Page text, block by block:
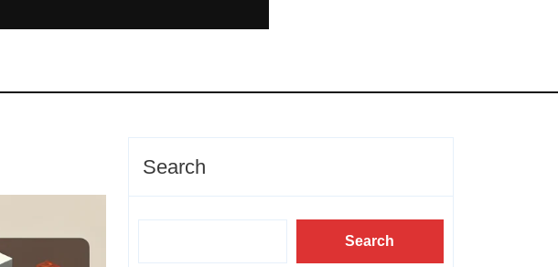
Search
Search